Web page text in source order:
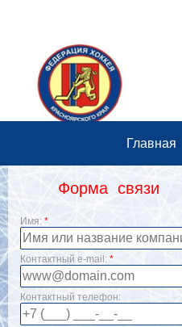
Главная
Форма связи
Имя: *
Контактный e-mail: *
Контактный телефон: